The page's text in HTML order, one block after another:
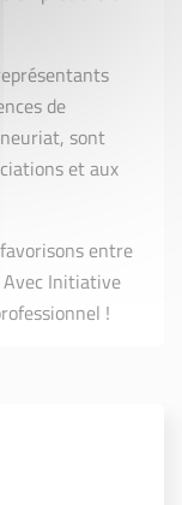
de
sont
et aux
entre
Initiative
!